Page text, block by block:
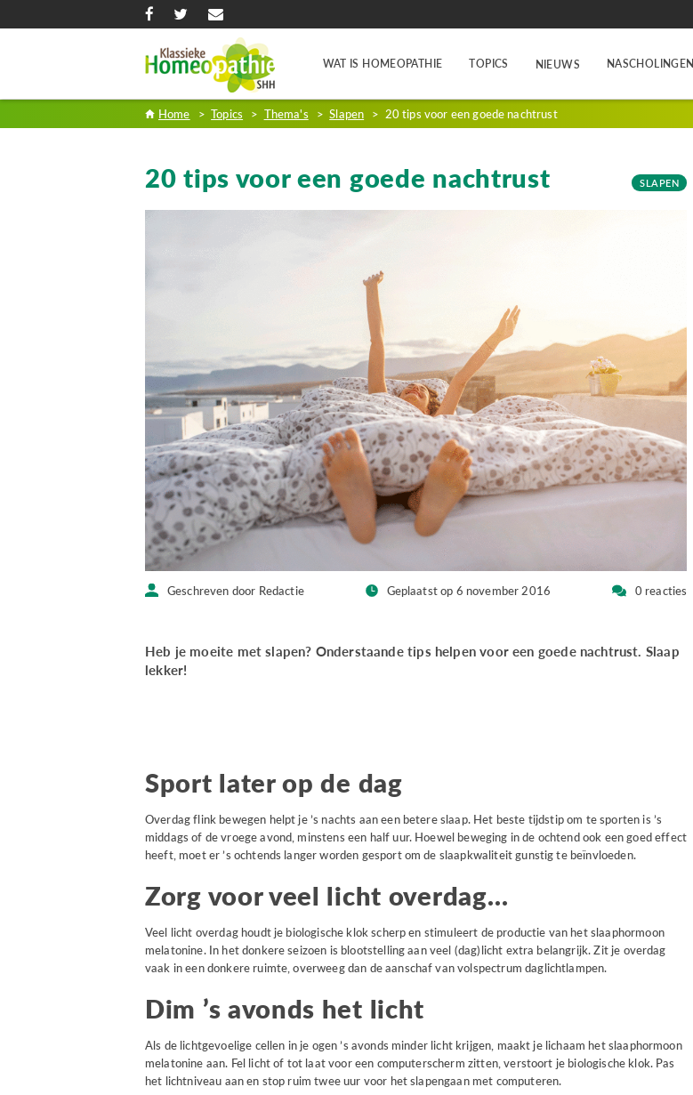
WAT IS HOMEOPATHIE TOPICS NIEUWS NASCHOLINGEN
Home > Topics > Thema's > Slapen > 20 tips voor een goede nachtrust
20 tips voor een goede nachtrust SLAPEN
Geschreven door Redactie Geplaatst op 6 november 2016 0 reacties
Heb je moeite met slapen? Onderstaande tips helpen voor een goede nachtrust. Slaap
lekker!
Sport later op de dag
Overdag flink bewegen helpt je ’s nachts aan een betere slaap. Het beste tijdstip om te sporten is ’s
middags of de vroege avond, minstens een half uur. Hoewel beweging in de ochtend ook een goed effect
heeft, moet er ’s ochtends langer worden gesport om de slaapkwaliteit gunstig te beïnvloeden.
Zorg voor veel licht overdag…
Veel licht overdag houdt je biologische klok scherp en stimuleert de productie van het slaaphormoon
melatonine. In het donkere seizoen is blootstelling aan veel (dag)licht extra belangrijk. Zit je overdag
vaak in een donkere ruimte, overweeg dan de aanschaf van volspectrum daglichtlampen.
Dim ’s avonds het licht
Als de lichtgevoelige cellen in je ogen ’s avonds minder licht krijgen, maakt je lichaam het slaaphormoon
melatonine aan. Fel licht of tot laat voor een computerscherm zitten, verstoort je biologische klok. Pas
het lichtniveau aan en stop ruim twee uur voor het slapengaan met computeren.